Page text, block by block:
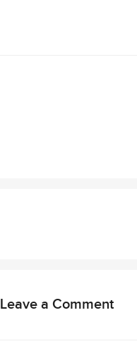
Leave a Comment